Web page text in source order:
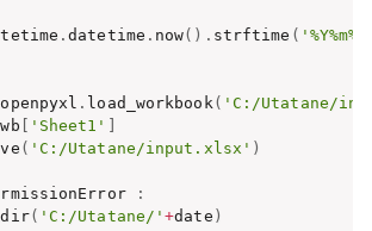
.datetime . now( ) . strftime (
openpyxl . load_workbook( 'C:/Utatane/
wb 'Sheet1'
( 'C:/Utatane/input.xlsx' )
:
( 'C:/Utatane/'+date )